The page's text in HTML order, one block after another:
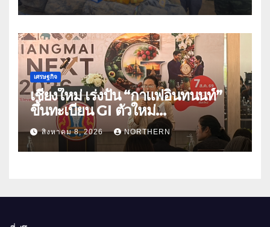
เศรษฐกิจ
เชียงใหม่ เร่งปั้น “กาแฟอินทนนท์”
ขึ้นทะเบียน GI ตัวใหม่
“CHIANGMAI GI NEXT 2026”
ติดอาวุธผู้ประกอบการ 100 ราย ดัน
สินค้าอัตลักษณ์สู่ตลาดพรีเมียม
สิงหาคม 8, 2026 NORTHERN